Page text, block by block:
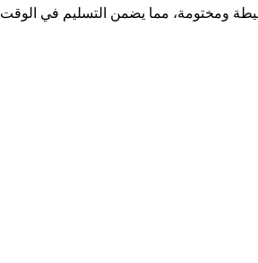
مخيطة ومختومة، مما يضمن التسليم في الوقت